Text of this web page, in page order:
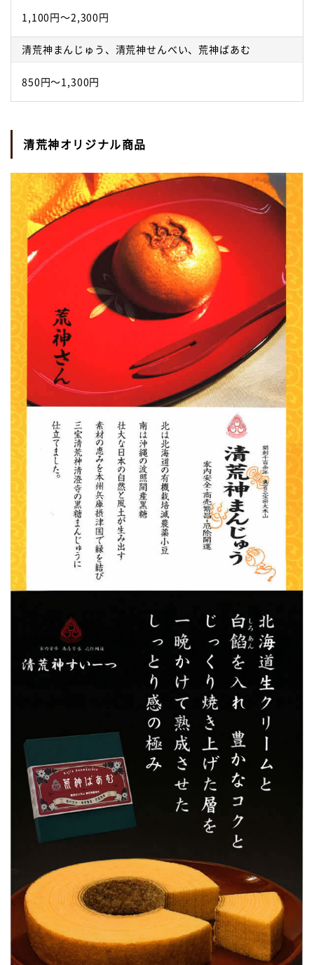
1,100円～2,300円
清荒神まんじゅう、清荒神せんべい、荒神ばあむ
850円～1,300円
清荒神オリジナル商品